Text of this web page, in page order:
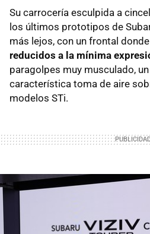
Su carrocería esculpida a
los últimos prototipos de
más lejos, con un frontal
reducidos a la mínima
paragolpes muy musculado,
característica toma de aire
modelos STi.